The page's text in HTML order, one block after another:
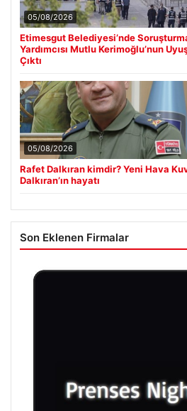
05/08/2026
Etimesgut Belediyesi’nde
Yardımcısı Mutlu Kerimoğlu’nun
Çıktı
05/08/2026
Rafet Dalkıran kimdir? Yeni Hava
Dalkıran’ın hayatı
Son Eklenen Firmalar